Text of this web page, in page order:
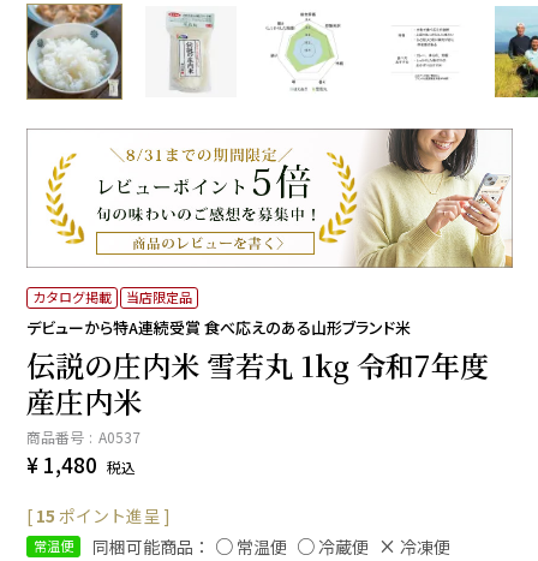
カタログ掲載 当店限定品
デビューから特A連続受賞 食べ応えのある山形ブランド米
伝説の庄内米 雪若丸 1kg 令和7年度
産庄内米
商品番号 A0537
¥ 1,480 税込
[ 15 ポイント進呈 ]
常温便 同梱可能商品： 常温便 冷蔵便 冷凍便